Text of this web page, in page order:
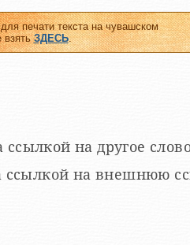
печати текста на чувашском
взятьЗДЕСЬ.
ссылкой на другое
ссылкой на внешнюю